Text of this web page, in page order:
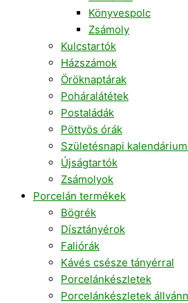
Könyvespolc
Zsámoly
Kulcstartók
Házszámok
Öröknaptárak
Poháralátétek
Postaládák
Pöttyös órák
Születésnapi
Újságtartók
Zsámolyok
Porcelán termékek
Bögrék
Dísztányérok
Faliórák
Kávés csésze tányérral
Porcelánkészletek
Porcelánkészletek